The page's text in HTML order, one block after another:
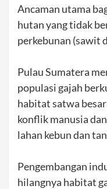
Ancaman utama
hutan yang tidak
perkebunan (sawit
Pulau Sumatera
populasi gajah
habitat satwa
konflik manusia
lahan kebun dan
Pengembangan
hilangnya habitat